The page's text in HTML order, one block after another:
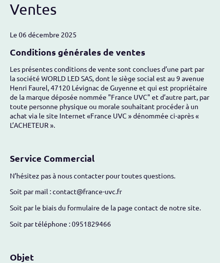
Ventes
Le 06 décembre 2025
Conditions générales de ventes
Les présentes conditions de vente sont conclues d’une part par
la société WORLD LED SAS, dont le siège social est au 9 avenue
Henri Faurel, 47120 Lévignac de Guyenne et qui est propriétaire
de la marque déposée nommée "France UVC" et d’autre part, par
toute personne physique ou morale souhaitant procéder à un
achat via le site Internet «France UVC » dénommée ci-après «
L’ACHETEUR ».
Service Commercial
N’hésitez pas à nous contacter pour toutes questions.
Soit par mail : contact@france-uvc.fr
Soit par le biais du formulaire de la page contact de notre site.
Soit par téléphone : 0951829466
Objet